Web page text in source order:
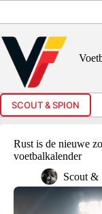
inhoud
SCOUT & SPION
Rust is de nieuwe
voetbalkalender
Scout &